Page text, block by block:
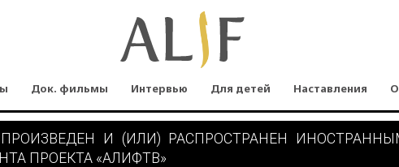
Док. фильмы Интервью Для детей Наставления
И (ИЛИ) РАСПРОСТРАНЕН
ПРОЕКТА «АЛИФТВ»